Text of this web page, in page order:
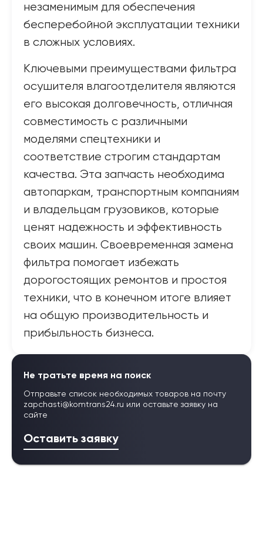
незаменимым для обеспечения
бесперебойной эксплуатации техники
в сложных условиях.
Ключевыми преимуществами фильтра
осушителя влагоотделителя являются
его высокая долговечность, отличная
совместимость с различными
моделями спецтехники и
соответствие строгим стандартам
качества. Эта запчасть необходима
автопаркам, транспортным компаниям
и владельцам грузовиков, которые
ценят надежность и эффективность
своих машин. Своевременная замена
фильтра помогает избежать
дорогостоящих ремонтов и простоя
техники, что в конечном итоге влияет
на общую производительность и
прибыльность бизнеса.
Не тратьте время на поиск
Отправьте список необходимых товаров на почту
zapchasti@komtrans24.ru или оставьте заявку на
сайте
Оставить заявку